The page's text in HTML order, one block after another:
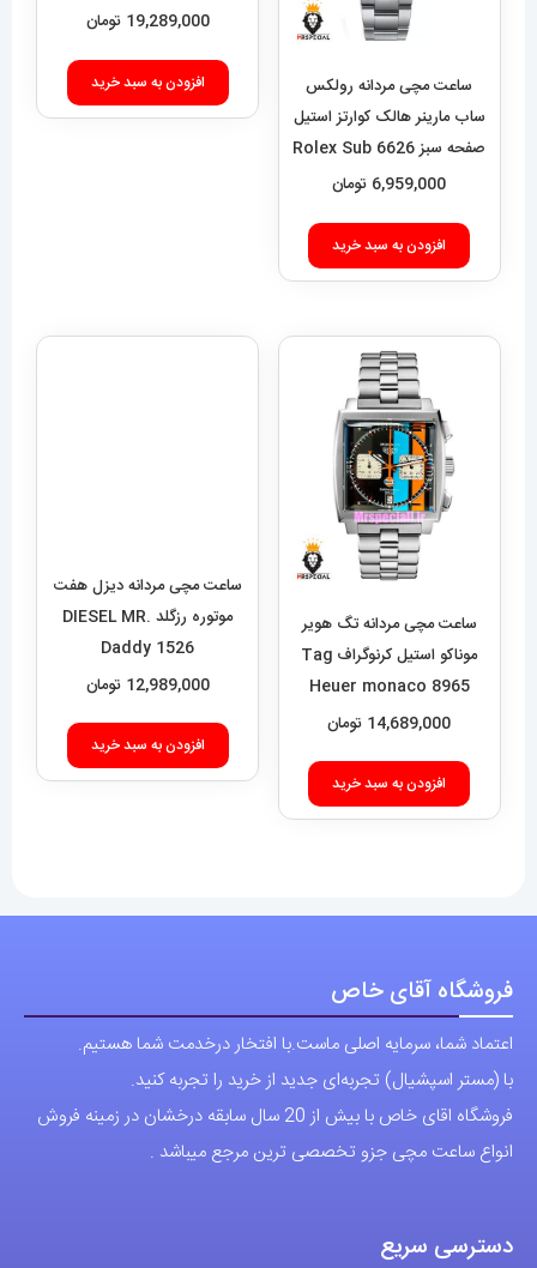
ساعت مچی مردانه رولکس
ساب مارینر هالک کوارتز استیل
صفحه سبز 6626 Rolex Sub
mariner hulk
6,959,000 تومان
افزودن به سبد خرید
19,289,000 تومان
افزودن به سبد خرید
ساعت مچی مردانه تگ هویر
موناکو استیل کرنوگراف Tag
Heuer monaco 8965
14,689,000 تومان
افزودن به سبد خرید
12,989,000 تومان
افزودن به سبد خرید
فروشگاه آقای خاص
اعتماد شما، سرمایه اصلی ماست.با افتخار درخدمت شما هستیم.
با (مستر اسپشیال) تجربه‌ای جدید از خرید را تجربه کنید.
فروشگاه اقای خاص با بیش از 20 سال سابقه درخشان در زمینه فروش
انواع ساعت مچی جزو تخصصی ترین مرجع میباشد .
دسترسی سریع